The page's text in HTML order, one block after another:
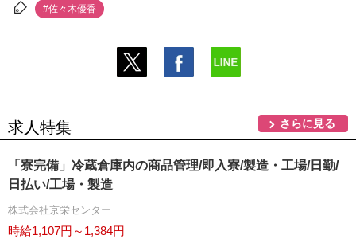
#佐々木優香
求人特集 さらに見る
「寮完備」冷蔵倉庫内の商品管理/即入寮/製造・工場/日勤/
日払い/工場・製造
株式会社京栄センター
時給1,107円～1,384円